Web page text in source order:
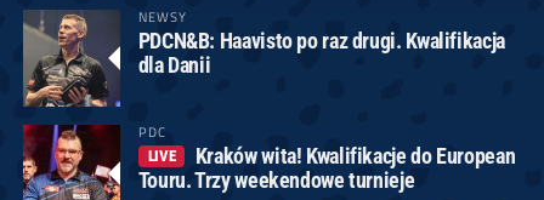
NEWSY
PDCN&B: Haavisto po raz drugi. Kwalifikacja
dla Danii
PDC
LIVE
Kraków wita! Kwalifikacje do European
Touru. Trzy weekendowe turnieje